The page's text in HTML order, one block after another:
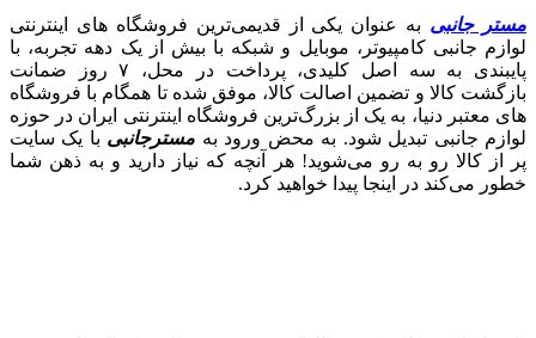
مستر جانبی به عنوان یکی از قدیمی‌ترین فروشگاه های اینترنتی
لوازم جانبی کامپیوتر، موبایل و شبکه با بیش از یک دهه تجربه، با
پایبندی به سه اصل کلیدی، پرداخت در محل، ۷ روز ضمانت
بازگشت کالا و تضمین اصالت کالا، موفق شده تا همگام با فروشگاه‌
های معتبر دنیا، به یک از بزرگ‌ترین فروشگاه اینترنتی ایران در حوزه
لوازم جانبی تبدیل شود. به محض ورود به مسترجانبی با یک سایت
پر از کالا رو به رو می‌شوید! هر آنچه که نیاز دارید و به ذهن شما
خطور می‌کند در اینجا پیدا خواهید کرد.